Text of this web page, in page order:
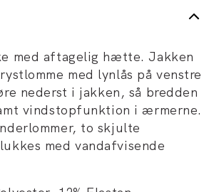
med aftagelig hætte. Jakken
med lynlås på venstre
nederst i jakken, så bredden
vindstopfunktion i ærmerne.
to skjulte
med vandafvisende